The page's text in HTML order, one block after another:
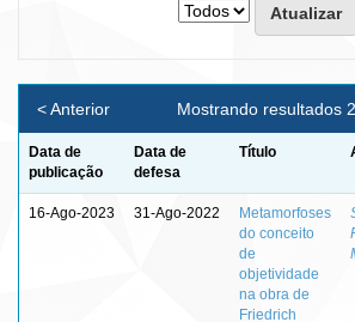
Mostrando resultados
< Anterior
Data de
publicação
Data de
defesa
Título
16-Ago-2023 31-Ago-2022
Metamorfoses
do conceito
de
objetividade
na obra de
Friedrich